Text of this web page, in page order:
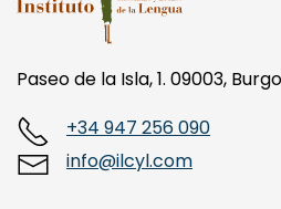
Paseo de la Isla, 1. 09003,
+34 947 256 090
info@ilcyl.com